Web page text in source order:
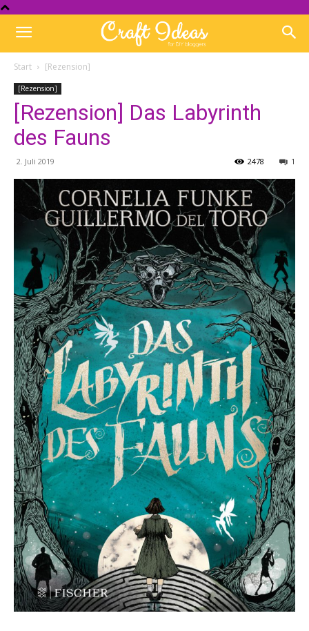
Start [Rezension]
[Rezension]
[Rezension] Das Labyrinth
des Fauns
2. Juli 2019 1
2478